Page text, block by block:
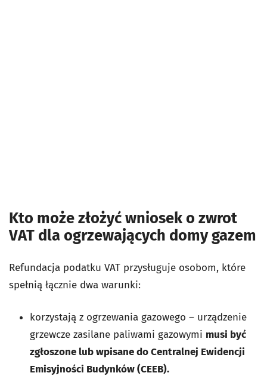
Kto może złożyć wniosek o zwrot
VAT dla ogrzewających domy gazem
Refundacja podatku VAT przysługuje osobom, które
spełnią łącznie dwa warunki:
korzystają z ogrzewania gazowego – urządzenie
grzewcze zasilane paliwami gazowymi musi być
zgłoszone lub wpisane do Centralnej Ewidencji
Emisyjności Budynków (CEEB).